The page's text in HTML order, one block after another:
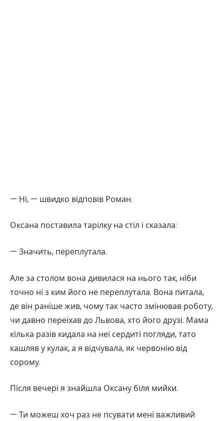
— Ні, — швидко відповів Роман.
Оксана поставила тарілку на стіл і сказала:
— Значить, переплутала.
Але за столом вона дивилася на нього так, ніби
точно ні з ким його не переплутала. Вона питала,
де він раніше жив, чому так часто змінював роботу,
чи давно переїхав до Львова, хто його друзі. Мама
кілька разів кидала на неї сердиті погляди, тато
кашляв у кулак, а я відчувала, як червонію від
сорому.
Після вечері я знайшла Оксану біля мийки.
— Ти можеш хоч раз не псувати мені важливий